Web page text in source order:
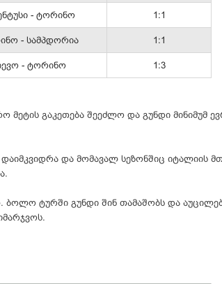
- ტორინო 1:1
- სამპდორია 1:1
- ტორინო 1:3
მეტის გაკეთება შეეძლო და გუნდი მინიმუმ
და მომავალ სეზონშიც იტალიის
ტურში გუნდი შინ თამაშობს და
.